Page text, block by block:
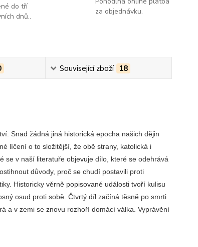
do tří
dnů..
za objednávku.
Související zboží 18
Snad žádná jiná historická epocha našich dějin
líčení o to složitější, že obě strany, katolická i
se v naší literatuře objevuje dílo, které se odehrává
důvody, proč se chudí postavili proti
Historicky věrně popisované události tvoří kulisu
osud proti sobě. Čtvrtý díl začíná těsně po smrti
a v zemi se znovu rozhoří domácí válka. Vyprávění